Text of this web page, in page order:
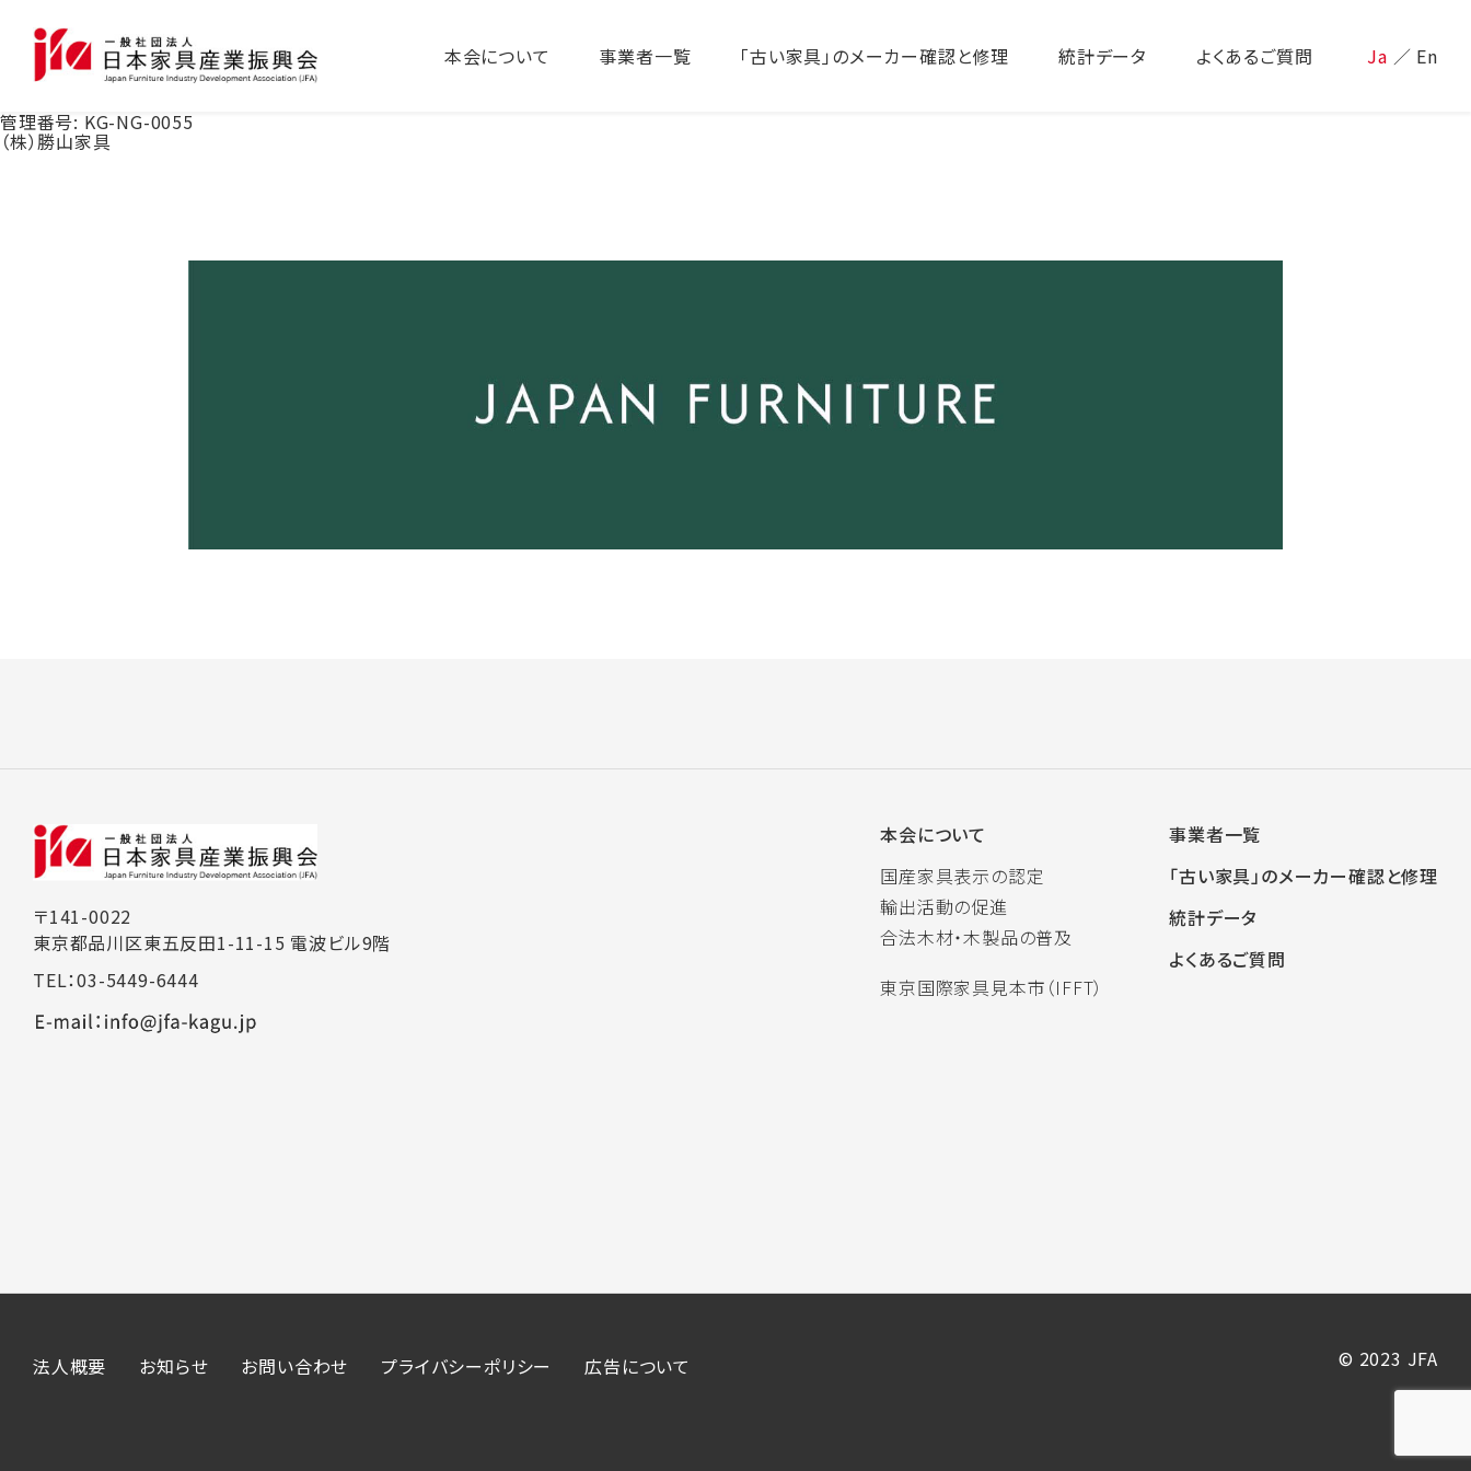
本会について 事業者一覧 「古い家具」のメーカー確認と修理 統計データ よくあるご質問 Ja ／ En
管理番号: KG-NG-0055
（株）勝山家具
〒141-0022
東京都品川区東五反田1-11-15 電波ビル9階
TEL：03-5449-6444
本会について
国産家具表示の認定
輸出活動の促進
合法木材・木製品の普及
東京国際家具見本市（IFFT）
事業者一覧
「古い家具」のメーカー確認と修理
統計データ
よくあるご質問
法人概要 お知らせ お問い合わせ プライバシーポリシー 広告について © 2023 JFA